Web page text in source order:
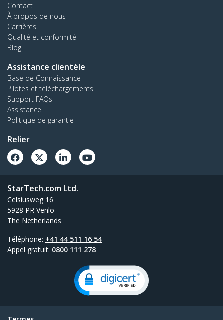
Contact
À propos de nous
Carrières
Qualité et conformité
Blog
Assistance clientèle
Base de Connaissance
Pilotes et téléchargements
Support FAQs
Assistance
Politique de garantie
Relier
StarTech.com Ltd.
Celsiusweg 16
5928 PR Venlo
The Netherlands
Téléphone: +41 44 511 16 54
Appel gratuit: 0800 111 278